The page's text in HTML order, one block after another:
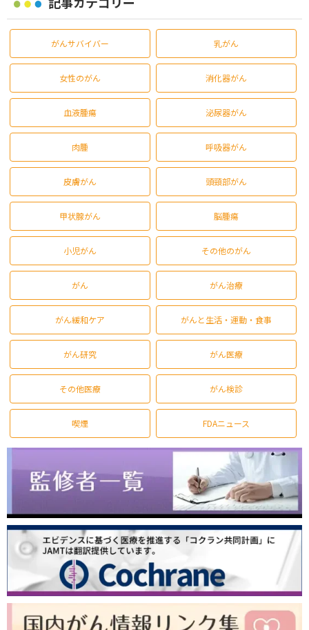
がんサバイバー 乳がん
女性のがん 消化器がん
血液腫瘍 泌尿器がん
肉腫 呼吸器がん
皮膚がん 頭頸部がん
甲状腺がん 脳腫瘍
小児がん その他のがん
がん がん治療
がん緩和ケア がんと生活・運動・食事
がん研究 がん医療
その他医療 がん検診
喫煙 FDAニュース